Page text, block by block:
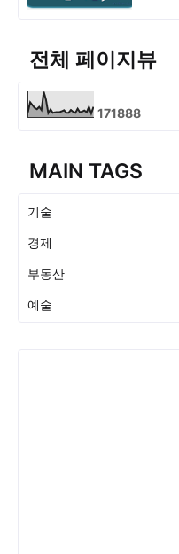
전체 페이지뷰
171888
MAIN TAGS
기술
경제
부동산
예술